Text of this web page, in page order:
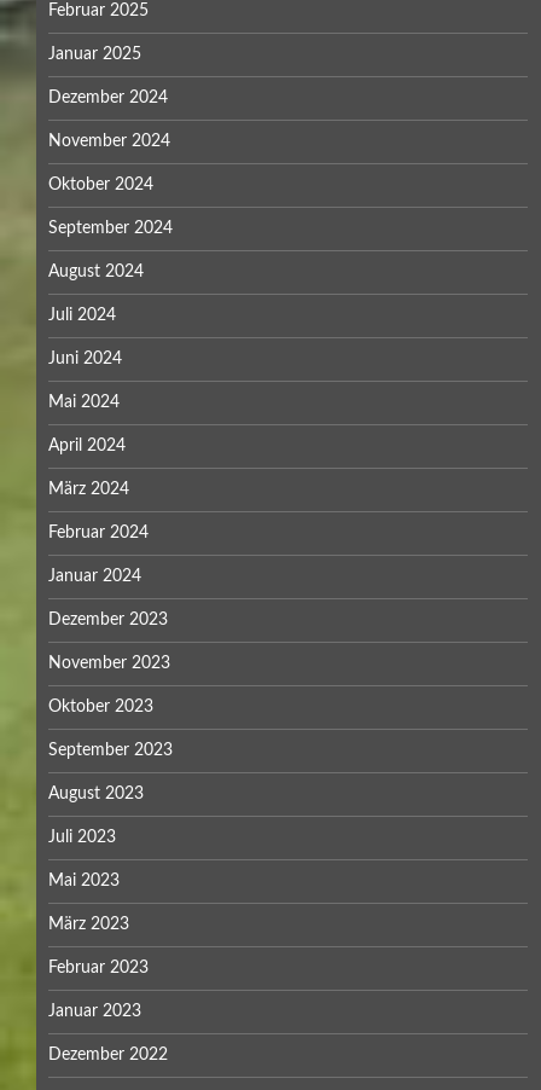
Februar 2025
Januar 2025
Dezember 2024
November 2024
Oktober 2024
September 2024
August 2024
Juli 2024
Juni 2024
Mai 2024
April 2024
März 2024
Februar 2024
Januar 2024
Dezember 2023
November 2023
Oktober 2023
September 2023
August 2023
Juli 2023
Mai 2023
März 2023
Februar 2023
Januar 2023
Dezember 2022